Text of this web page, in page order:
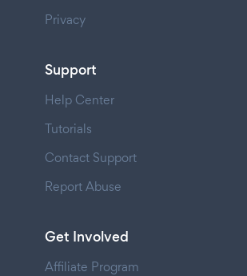
Privacy
Support
Help Center
Tutorials
Contact Support
Report Abuse
Get Involved
Affiliate Program